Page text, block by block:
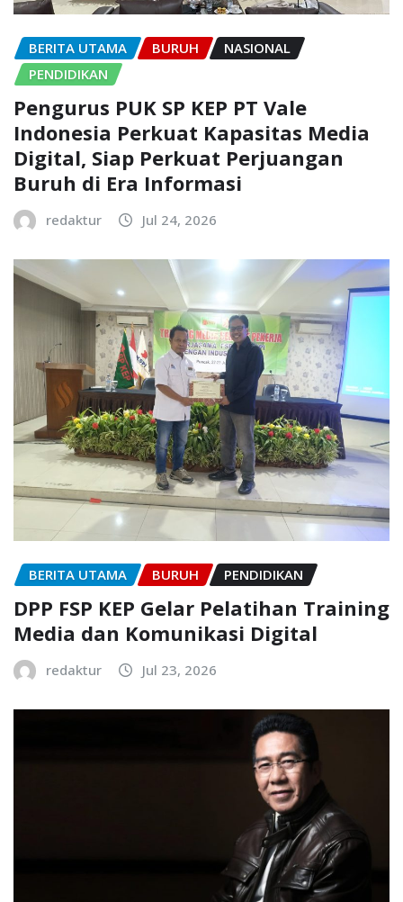
BERITA UTAMA BURUH
NASIONAL
PENDIDIKAN
Pengurus PUK SP KEP PT Vale
Indonesia Perkuat Kapasitas Media
Digital, Siap Perkuat Perjuangan
Buruh di Era Informasi
redaktur Jul 24, 2026
BERITA UTAMA BURUH PENDIDIKAN
DPP FSP KEP Gelar Pelatihan Training
Media dan Komunikasi Digital
redaktur Jul 23, 2026